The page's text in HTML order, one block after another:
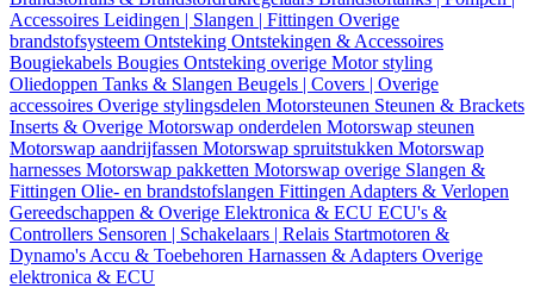
Accessoires Leidingen | Slangen | Fittingen Overige
brandstofsysteem Ontsteking Ontstekingen & Accessoires
Bougiekabels Bougies Ontsteking overige Motor styling
Oliedoppen Tanks & Slangen Beugels | Covers | Overige
accessoires Overige stylingsdelen Motorsteunen Steunen & Brackets
Inserts & Overige Motorswap onderdelen Motorswap steunen
Motorswap aandrijfassen Motorswap spruitstukken Motorswap
harnesses Motorswap pakketten Motorswap overige Slangen &
Fittingen Olie- en brandstofslangen Fittingen Adapters & Verlopen
Gereedschappen & Overige Elektronica & ECU ECU's &
Controllers Sensoren | Schakelaars | Relais Startmotoren &
Dynamo's Accu & Toebehoren Harnassen & Adapters Overige
elektronica & ECU